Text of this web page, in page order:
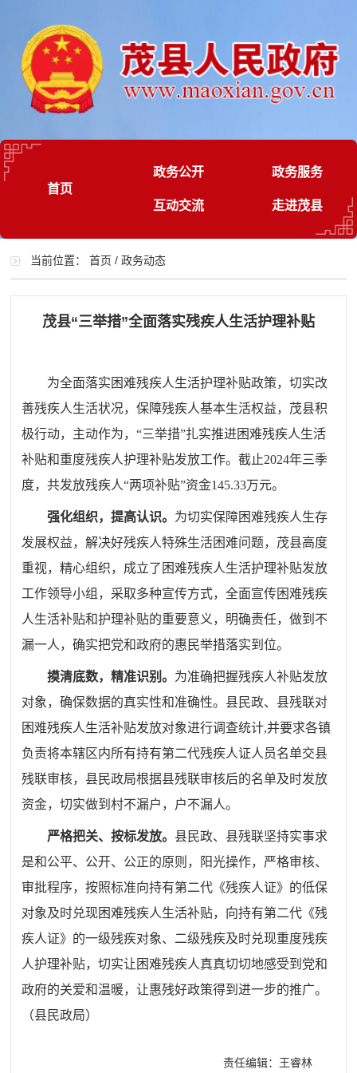
首页
政务公开 政务服务
互动交流 走进茂县
当前位置：首页 /政务动态
茂县“三举措”全面落实残疾人生活护理补贴
为全面落实困难残疾人生活护理补贴政策，切实改
善残疾人生活状况，保障残疾人基本生活权益，茂县积
极行动，主动作为，“三举措”扎实推进困难残疾人生活
补贴和重度残疾人护理补贴发放工作。截止2024年三季
度，共发放残疾人“两项补贴”资金145.33万元。
强化组织，提高认识。 为切实保障困难残疾人生存
发展权益，解决好残疾人特殊生活困难问题，茂县高度
重视，精心组织，成立了困难残疾人生活护理补贴发放
工作领导小组，采取多种宣传方式，全面宣传困难残疾
人生活补贴和护理补贴的重要意义，明确责任，做到不
漏一人，确实把党和政府的惠民举措落实到位。
摸清底数，精准识别。 为准确把握残疾人补贴发放
对象，确保数据的真实性和准确性。县民政、县残联对
困难残疾人生活补贴发放对象进行调查统计,并要求各镇
负责将本辖区内所有持有第二代残疾人证人员名单交县
残联审核，县民政局根据县残联审核后的名单及时发放
资金，切实做到村不漏户，户不漏人。
严格把关、按标发放。 县民政、县残联坚持实事求
是和公平、公开、公正的原则，阳光操作，严格审核、
审批程序，按照标准向持有第二代《残疾人证》的低保
对象及时兑现困难残疾人生活补贴， 向持有第二代《残
疾人证》的一级残疾对象、二级残疾及时兑现重度残疾
人护理补贴，切实让困难残疾人真真切切地感受到党和
政府的关爱和温暖，让惠残好政策得到进一步的推广。
（县民政局）
责任编辑：王睿林